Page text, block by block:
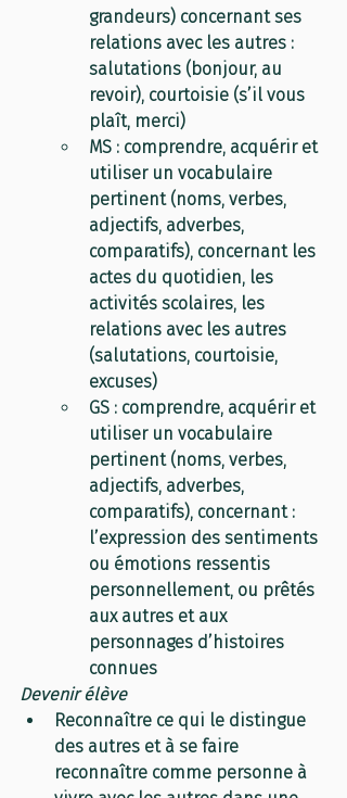
grandeurs) concernant ses
relations avec les autres :
salutations (bonjour, au
revoir), courtoisie (s’il vous
plaît, merci)
MS : comprendre, acquérir et
utiliser un vocabulaire
pertinent (noms, verbes,
adjectifs, adverbes,
comparatifs), concernant les
actes du quotidien, les
activités scolaires, les
relations avec les autres
(salutations, courtoisie,
excuses)
GS : comprendre, acquérir et
utiliser un vocabulaire
pertinent (noms, verbes,
adjectifs, adverbes,
comparatifs), concernant :
l’expression des sentiments
ou émotions ressentis
personnellement, ou prêtés
aux autres et aux
personnages d’histoires
connues
Devenir élève
Reconnaître ce qui le distingue
des autres et à se faire
reconnaître comme personne à